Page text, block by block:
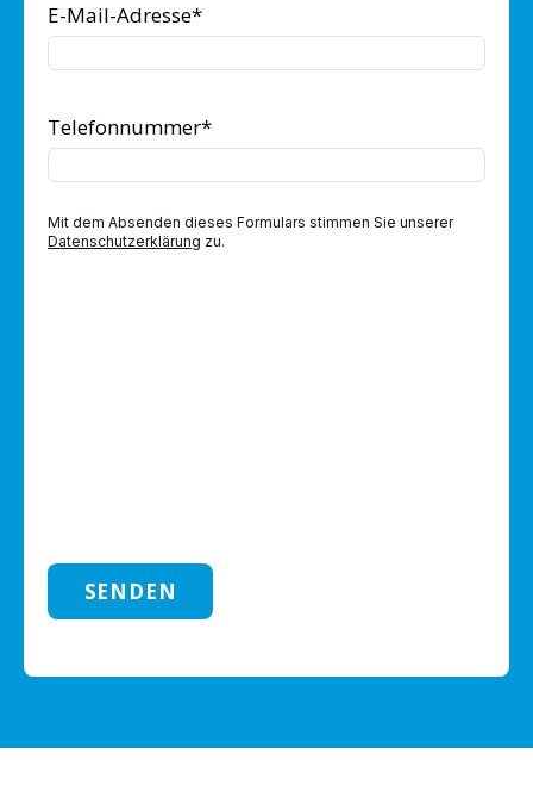
E-Mail-Adresse*
Telefonnummer*
Mit dem Absenden dieses Formulars stimmen Sie unserer
Datenschutzerklärung zu.